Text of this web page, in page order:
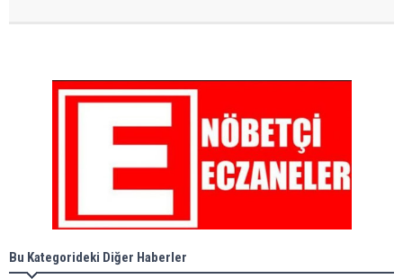
Bu Kategorideki Diğer Haberler